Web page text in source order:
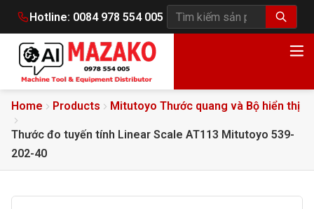
Hotline: 0084 978 554 005
Tìm kiếm sản phẩm
Home Products Mitutoyo Thước quang và Bộ hiển thị
Thước đo tuyến tính Linear Scale AT113 Mitutoyo 539-
202-40